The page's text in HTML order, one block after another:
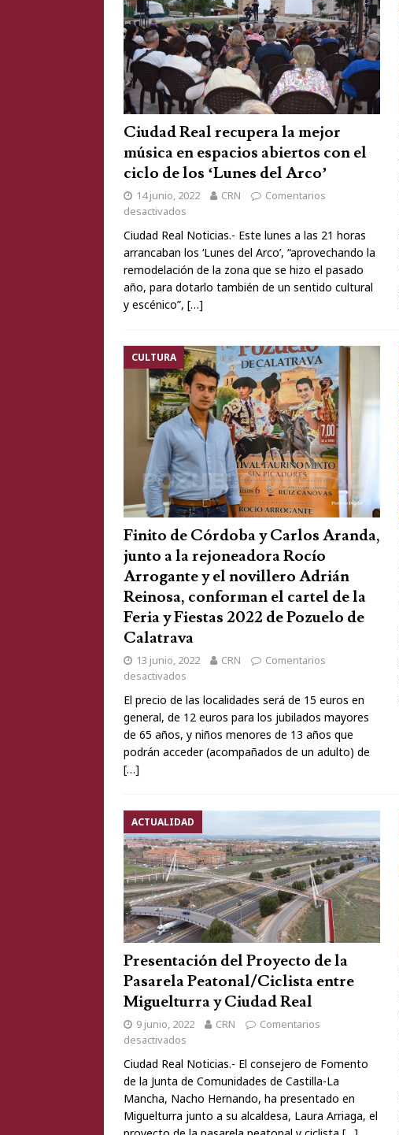
Ciudad Real recupera la mejor
música en espacios abiertos con el
ciclo de los ‘Lunes del Arco’
14 junio, 2022 CRN
Comentarios
desactivados
Ciudad Real Noticias.- Este lunes a las 21 horas
arrancaban los ‘Lunes del Arco’, “aprovechando la
remodelación de la zona que se hizo el pasado
año, para dotarlo también de un sentido cultural
y escénico”, […]
CULTURA
Finito de Córdoba y Carlos Aranda,
junto a la rejoneadora Rocío
Arrogante y el novillero Adrián
Reinosa, conforman el cartel de la
Feria y Fiestas 2022 de Pozuelo de
Calatrava
13 junio, 2022 CRN
Comentarios
desactivados
El precio de las localidades será de 15 euros en
general, de 12 euros para los jubilados mayores
de 65 años, y niños menores de 13 años que
podrán acceder (acompañados de un adulto) de
[…]
ACTUALIDAD
Presentación del Proyecto de la
Pasarela Peatonal/Ciclista entre
Miguelturra y Ciudad Real
9 junio, 2022 CRN
Comentarios
desactivados
Ciudad Real Noticias.- El consejero de Fomento
de la Junta de Comunidades de Castilla-La
Mancha, Nacho Hernando, ha presentado en
Miguelturra junto a su alcaldesa, Laura Arriaga, el